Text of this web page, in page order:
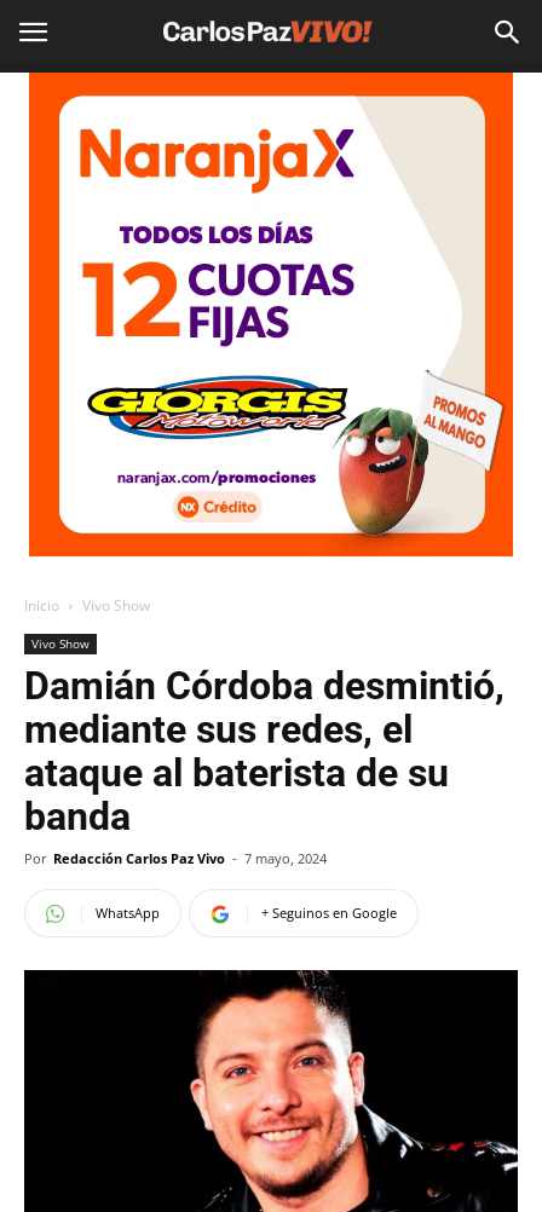
Inicio Vivo Show
Vivo Show
Damián Córdoba desmintió,
mediante sus redes, el
ataque al baterista de su
banda
Por Redacción Carlos Paz Vivo - 7 mayo, 2024
WhatsApp + Seguinos en Google